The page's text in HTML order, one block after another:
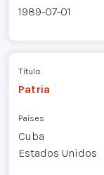
1989-07-01
Título
Patria
Países
Cuba
Estados Unidos